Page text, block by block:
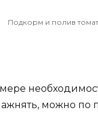
Подкорм и полив
можно по